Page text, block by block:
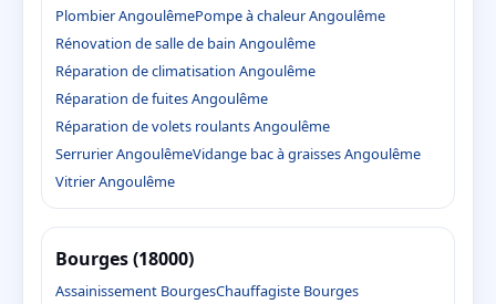
Plombier AngoulêmePompe à chaleur Angoulême
Rénovation de salle de bain Angoulême
Réparation de climatisation Angoulême
Réparation de fuites Angoulême
Réparation de volets roulants Angoulême
Serrurier AngoulêmeVidange bac à graisses Angoulême
Vitrier Angoulême
Bourges (18000)
Assainissement BourgesChauffagiste Bourges